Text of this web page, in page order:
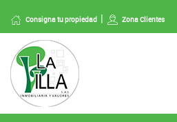
Consigna tu propiedad Zona Clientes